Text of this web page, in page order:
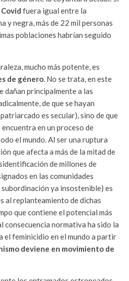
Covid fuera igual entre la
y negra, más de 22 mil personas
poblaciones habrían seguido
mucho más potente, es
de género. No se trata, en este
dañan principalmente a las
de que se hayan
es secular), sino de que
en un proceso de
el mundo. Al ser una ruptura
que afecta a más de la mitad de
de millones de
en las comunidades
ya insostenible) es
al replanteamiento de dichas
que contiene el potencial más
normativa ha sido la
el feminicidio en el mundo a partir
deviene en movimiento de